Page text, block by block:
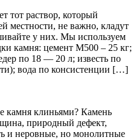
тот раствор, который
местности, не важно, кладут
у них. Мы используем
камня: цемент М500 – 25 кг;
по 18 — 20 л; известь по
вода по консистенции […]
камня клиньями? Камень
природный дефект,
и неровные, но монолитные